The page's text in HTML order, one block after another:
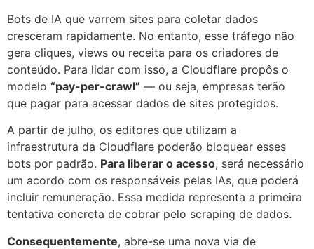
Bots de IA que varrem sites para coletar dados
cresceram rapidamente. No entanto, esse tráfego não
gera cliques, views ou receita para os criadores de
conteúdo. Para lidar com isso, a Cloudflare propôs o
modelo “pay-per-crawl” — ou seja, empresas terão
que pagar para acessar dados de sites protegidos.
A partir de julho, os editores que utilizam a
infraestrutura da Cloudflare poderão bloquear esses
bots por padrão. Para liberar o acesso, será necessário
um acordo com os responsáveis pelas IAs, que poderá
incluir remuneração. Essa medida representa a primeira
tentativa concreta de cobrar pelo scraping de dados.
Consequentemente, abre-se uma nova via de